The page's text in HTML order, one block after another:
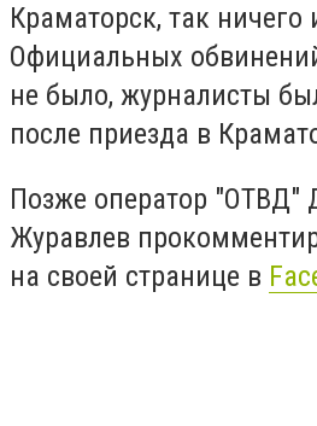
Краматорск, так ничего
Официальных
не было, журналисты
после приезда в
Позже оператор "ОТВД"
Журавлев
на своей странице в